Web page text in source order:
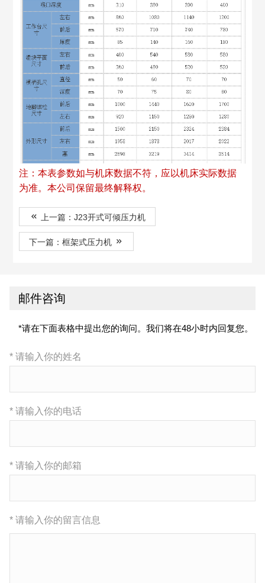
注：本表参数如与机床数据不符，应以机床实际数据
为准。本公司保留最终解释权。
上一篇：J23开式可倾压力机
下一篇：框架式压力机
邮件咨询
*请在下面表格中提出您的询问。我们将在48小时内回复您。
* 请输入你的姓名
* 请输入你的电话
* 请输入你的邮箱
* 请输入你的留言信息